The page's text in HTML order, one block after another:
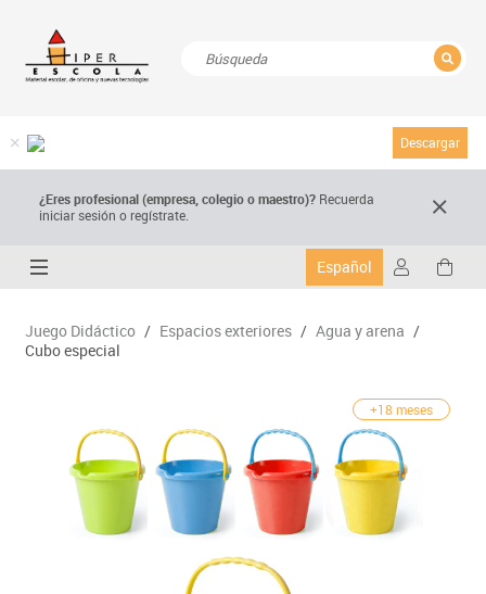
Descargar
¿Eres profesional (empresa, colegio o maestro)? Recuerda
iniciar sesión o regístrate.
Español
Juego Didáctico / Espacios exteriores / Agua y arena /
Cubo especial
+18 meses